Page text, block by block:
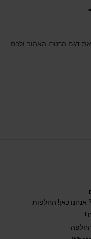
את דגם הרטרו האהוב ולכם
כאן! החלפות
!